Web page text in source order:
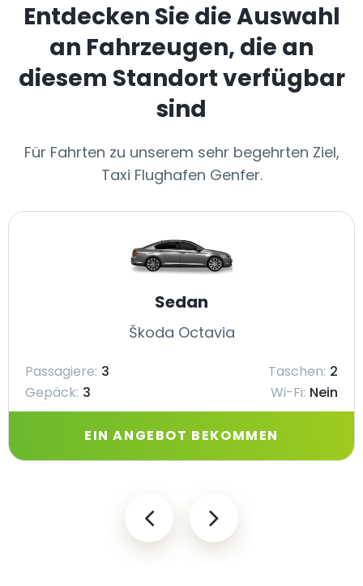
Entdecken Sie die Auswahl
an Fahrzeugen, die an
diesem Standort verfügbar
sind
Für Fahrten zu unserem sehr begehrten Ziel,
Taxi Flughafen Genfer.
Sedan
Škoda Octavia
Passagiere: 3 Taschen: 2
Gepäck: 3 Wi-Fi: Nein
EIN ANGEBOT BEKOMMEN